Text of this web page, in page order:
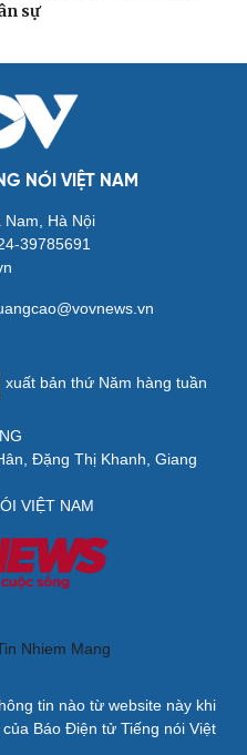
sự
NÓI VIỆT NAM
Hà Nội
39785691
xuất bản thứ Năm hàng tuần
Đặng Thị Khanh, Giang
VIỆT NAM
tin nào từ website này khi
Báo Điện tử Tiếng nói Việt